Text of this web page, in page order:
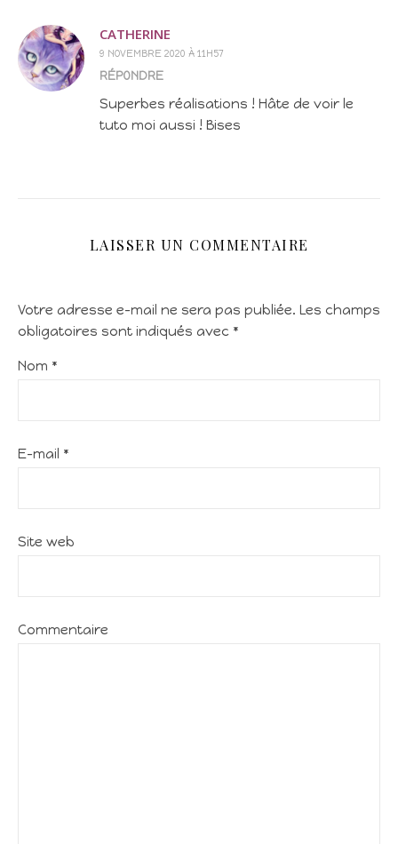
CATHERINE
9 NOVEMBRE 2020 À 11H57
RÉPONDRE
Superbes réalisations ! Hâte de voir le
tuto moi aussi ! Bises
LAISSER UN COMMENTAIRE
Votre adresse e-mail ne sera pas publiée. Les champs
obligatoires sont indiqués avec *
Nom *
E-mail *
Site web
Commentaire